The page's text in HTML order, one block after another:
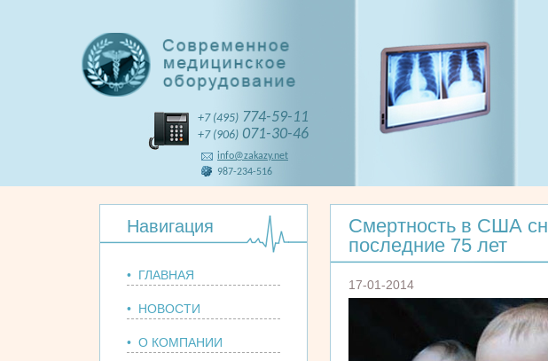
+7 (495) 774-59-11
+7 (906) 071-30-46
info@zakazy.net
987-234-516
Навигация
• ГЛАВНАЯ
• НОВОСТИ
• О КОМПАНИИ
Смертность в США
последние 75 лет
17-01-2014